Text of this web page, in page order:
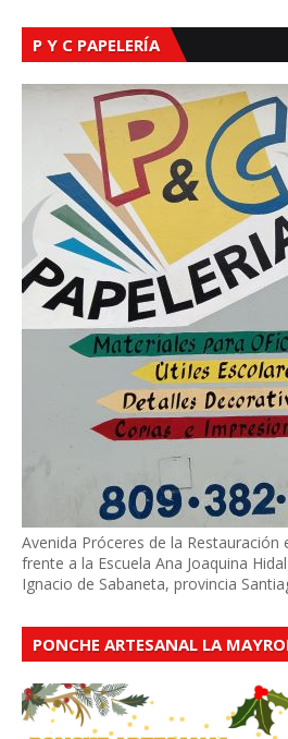
P Y C PAPELERÍA
Avenida Próceres de la Restauración
frente a la Escuela Ana Joaquina
Ignacio de Sabaneta, provincia
PONCHE ARTESANAL LA